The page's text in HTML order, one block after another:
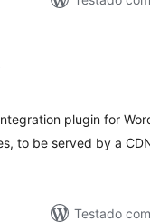
plugin for
to be served by a
Testado